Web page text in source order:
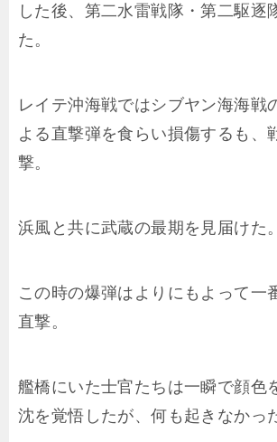
した後、第二水雷戦隊・第二駆逐
た。
レイテ沖海戦ではシブヤン海海戦
よる直撃弾を食らい損傷するも、
撃。
浜風と共に武蔵の最期を見届けた。
この時の爆弾はよりにもよって一
直撃。
艦橋にいた士官たちは一瞬で顔色
沈を覚悟したが、何も起きなかっ